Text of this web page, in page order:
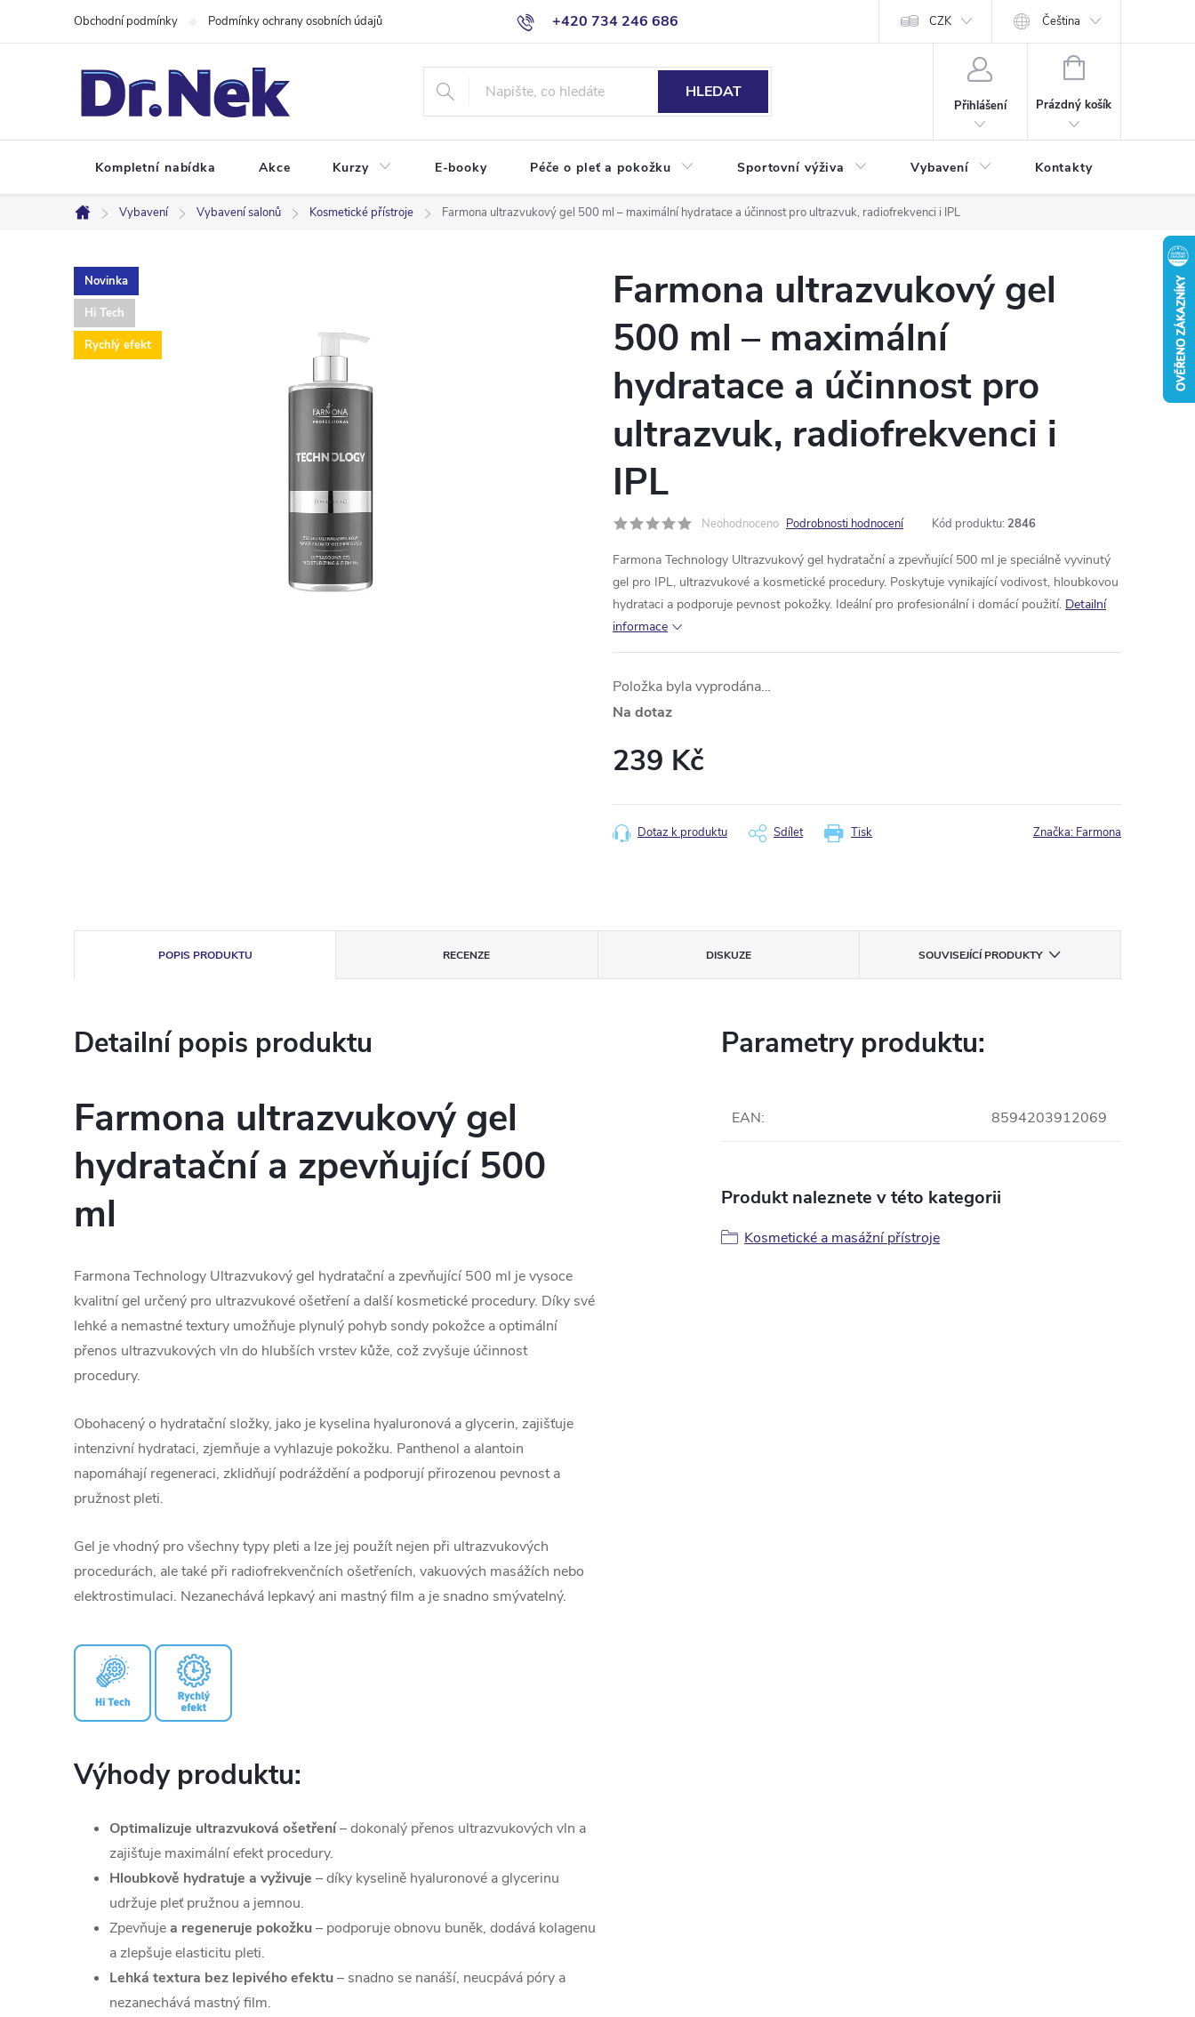
+420 734 246 686
Obchodní podmínky Podmínky ochrany osobních údajů CZK Čeština
HLEDAT
Přihlášení
NÁKUPNÍ
Prázdný košík
Kompletní nabídka Akce Kurzy E-booky Péče o pleť a pokožku Sportovní výživa Vybavení Kontakty
Domů
Vybavení Vybavení salonů Kosmetické přístroje Farmona ultrazvukový gel 500 ml – maximální hydratace a účinnost pro ultrazvuk, radiofrekvenci i IPL
Novinka
Hi Tech
Rychlý efekt
Farmona ultrazvukový gel
500 ml – maximální
hydratace a účinnost pro
ultrazvuk, radiofrekvenci i
IPL
Neohodnoceno Podrobnosti hodnocení Kód produktu: 2846
Farmona Technology Ultrazvukový gel hydratační a zpevňující 500 ml je speciálně vyvinutý
gel pro IPL, ultrazvukové a kosmetické procedury. Poskytuje vynikající vodivost, hloubkovou
hydrataci a podporuje pevnost pokožky. Ideální pro profesionální i domácí použití. Detailní
informace
Položka byla vyprodána…
Na dotaz
239 Kč
cena:
Tisk
Dotaz k produktu Sdílet Značka: Farmona
POPIS PRODUKTU RECENZE DISKUZE SOUVISEJÍCÍ PRODUKTY
Detailní popis produktu
Farmona ultrazvukový gel
hydratační a zpevňující 500
ml
Farmona Technology Ultrazvukový gel hydratační a zpevňující 500 ml je vysoce
kvalitní gel určený pro ultrazvukové ošetření a další kosmetické procedury. Díky své
lehké a nemastné textury umožňuje plynulý pohyb sondy pokožce a optimální
přenos ultrazvukových vln do hlubších vrstev kůže, což zvyšuje účinnost
procedury.
Obohacený o hydratační složky, jako je kyselina hyaluronová a glycerin, zajišťuje
intenzivní hydrataci, zjemňuje a vyhlazuje pokožku. Panthenol a alantoin
napomáhají regeneraci, zklidňují podráždění a podporují přirozenou pevnost a
pružnost pleti.
Gel je vhodný pro všechny typy pleti a lze jej použít nejen při ultrazvukových
procedurách, ale také při radiofrekvenčních ošetřeních, vakuových masážích nebo
elektrostimulaci. Nezanechává lepkavý ani mastný film a je snadno smývatelný.
Výhody produktu:
Optimalizuje ultrazvuková ošetření– dokonalý přenos ultrazvukových vln a
zajišťuje maximální efekt procedury.
Hloubkově hydratuje a vyživuje – díky kyselině hyaluronové a glycerinu
udržuje pleť pružnou a jemnou.
Zpevňujea regeneruje pokožku– podporuje obnovu buněk, dodává kolagenu
a zlepšuje elasticitu pleti.
Lehká textura bez lepivého efektu– snadno se nanáší, neucpává póry a
nezanechává mastný film.
Parametry produktu:
EAN: 8594203912069
Produkt naleznete v této kategorii
Kosmetické a masážní přístroje